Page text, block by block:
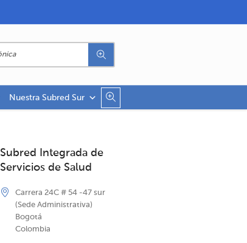
Nuestra Subred Sur
Subred Integrada de
Servicios de Salud
Carrera 24C # 54 -47 sur
(Sede Administrativa)
Bogotá
Colombia